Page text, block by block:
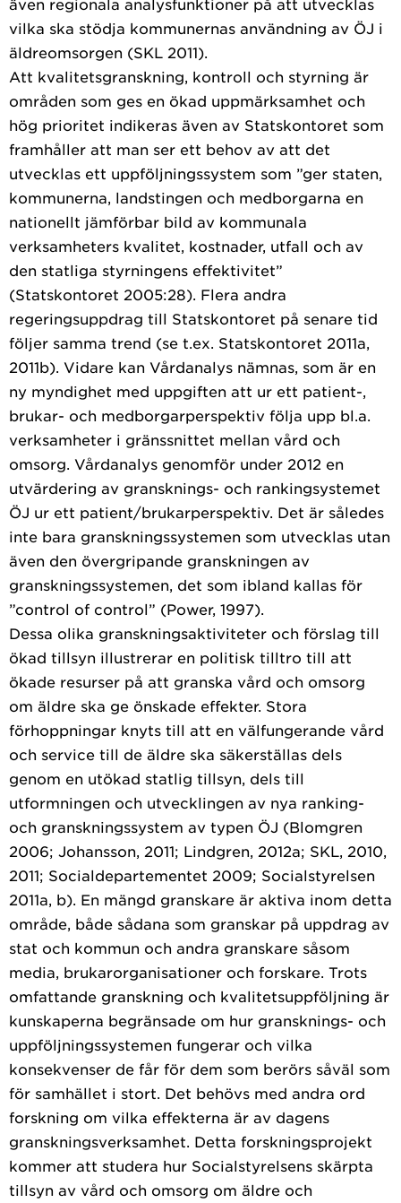
vilka ska stödja kommunernas användning av ÖJ i
äldreomsorgen (SKL 2011).
Att kvalitetsgranskning, kontroll och styrning är
områden som ges en ökad uppmärksamhet och
hög prioritet indikeras även av Statskontoret som
framhåller att man ser ett behov av att det
utvecklas ett uppföljningssystem som ”ger staten,
kommunerna, landstingen och medborgarna en
nationellt jämförbar bild av kommunala
verksamheters kvalitet, kostnader, utfall och av
den statliga styrningens effektivitet”
(Statskontoret 2005:28). Flera andra
regeringsuppdrag till Statskontoret på senare tid
följer samma trend (se t.ex. Statskontoret 2011a,
2011b). Vidare kan Vårdanalys nämnas, som är en
ny myndighet med uppgiften att ur ett patient-,
brukar- och medborgarperspektiv följa upp bl.a.
verksamheter i gränssnittet mellan vård och
omsorg. Vårdanalys genomför under 2012 en
utvärdering av gransknings- och rankingsystemet
ÖJ ur ett patient/brukarperspektiv. Det är således
inte bara granskningssystemen som utvecklas utan
även den övergripande granskningen av
granskningssystemen, det som ibland kallas för
”control of control” (Power, 1997).
Dessa olika granskningsaktiviteter och förslag till
ökad tillsyn illustrerar en politisk tilltro till att
ökade resurser på att granska vård och omsorg
om äldre ska ge önskade effekter. Stora
förhoppningar knyts till att en välfungerande vård
och service till de äldre ska säkerställas dels
genom en utökad statlig tillsyn, dels till
utformningen och utvecklingen av nya ranking-
och granskningssystem av typen ÖJ (Blomgren
2006; Johansson, 2011; Lindgren, 2012a; SKL, 2010,
2011; Socialdepartementet 2009; Socialstyrelsen
2011a, b). En mängd granskare är aktiva inom detta
område, både sådana som granskar på uppdrag av
stat och kommun och andra granskare såsom
media, brukarorganisationer och forskare. Trots
omfattande granskning och kvalitetsuppföljning är
kunskaperna begränsade om hur gransknings- och
uppföljningssystemen fungerar och vilka
konsekvenser de får för dem som berörs såväl som
för samhället i stort. Det behövs med andra ord
forskning om vilka effekterna är av dagens
granskningsverksamhet. Detta forskningsprojekt
kommer att studera hur Socialstyrelsens skärpta
tillsyn av vård och omsorg om äldre och